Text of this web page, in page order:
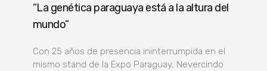
“La genética paraguaya está a la altura del
mundo”
Con 25 años de presencia ininterrumpida en el
mismo stand de la Expo Paraguay, Nevercindo